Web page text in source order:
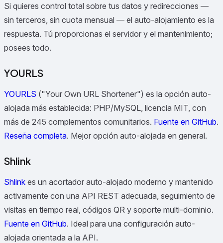
Si quieres control total sobre tus datos y redirecciones —
sin terceros, sin cuota mensual — el auto-alojamiento es la
respuesta. Tú proporcionas el servidor y el mantenimiento;
posees todo.
YOURLS
YOURLS ("Your Own URL Shortener") es la opción auto-
alojada más establecida: PHP/MySQL, licencia MIT, con
más de 245 complementos comunitarios. Fuente en GitHub.
Reseña completa. Mejor opción auto-alojada en general.
Shlink
Shlink es un acortador auto-alojado moderno y mantenido
activamente con una API REST adecuada, seguimiento de
visitas en tiempo real, códigos QR y soporte multi-dominio.
Fuente en GitHub. Ideal para una configuración auto-
alojada orientada a la API.